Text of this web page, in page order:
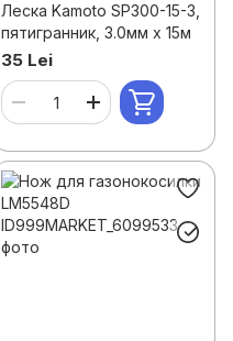
Леска Kamoto SP300-15-3,
пятигранник, 3.0мм x 15м
35 Lei